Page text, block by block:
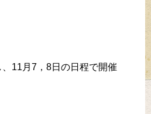
11月7，8日の日程で開催